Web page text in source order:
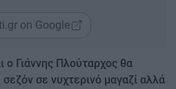
on Google
ο Γιάννης Πλούταρχος θα
σε νυχτερινό μαγαζί αλλά